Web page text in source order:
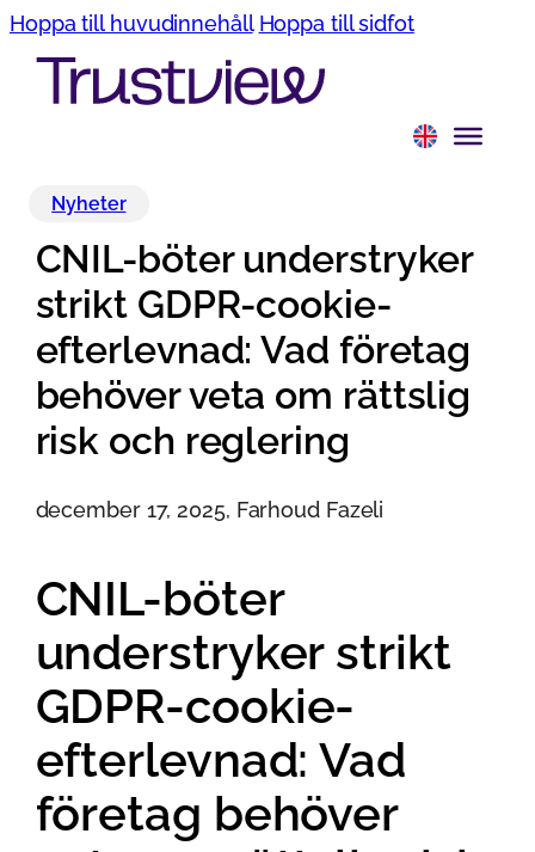
Hoppa till huvudinnehåll Hoppa till sidfot
Nyheter
CNIL-böter understryker
strikt GDPR-cookie-
efterlevnad: Vad företag
behöver veta om rättslig
risk och reglering
december 17, 2025, Farhoud Fazeli
CNIL-böter
understryker strikt
GDPR-cookie-
efterlevnad: Vad
företag behöver